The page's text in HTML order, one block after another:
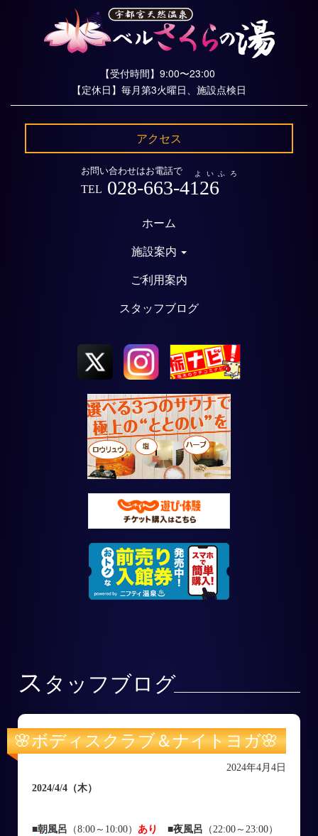
【受付時間】9:00〜23:00
【定休日】毎月第3火曜日、施設点検日
アクセス
お問い合わせはお電話で よいふろ
TEL 028-663-4126
ホーム
施設案内
ご利用案内
スタッフブログ
ス タッフブログ
🌸ボディスクラブ＆ナイトヨガ🌸
2024年4月4日
2024/4/4 （木）
■朝風呂 （8:00～10:00） あり ■夜風呂 （22:00～23:00）